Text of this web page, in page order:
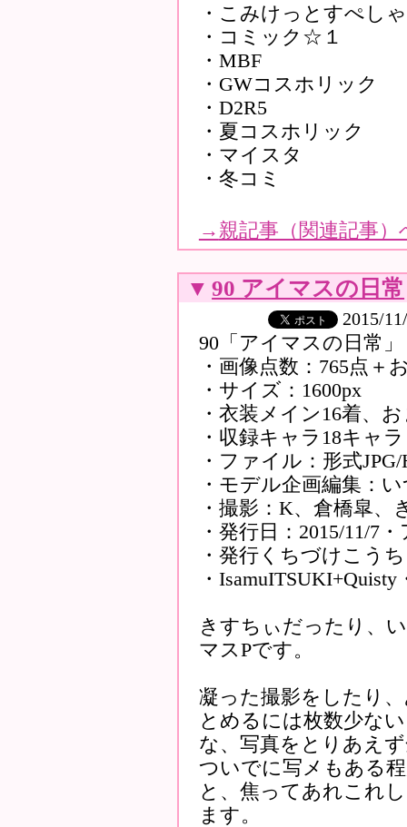
・こみけっとすぺし
・コミック☆１
・MBF
・GWコスホリック
・D2R5
・夏コスホリック
・マイスタ
・冬コミ
→ 親記事（関連記事）
▼ 90 アイマスの日常
2015/
90「アイマスの日常」
・画像点数：765点＋
・サイズ：1600px
・衣装メイン16着、
・収録キャラ18キャラ
・ファイル：形式
・モデル企画編集：
・撮影：K、倉橋皐、
・発行日：2015/11/7
・発行くちづけこう
・
きすちぃだったり、
マスPです。
凝った撮影をしたり
とめるには枚数少な
な、写真をとりあえ
ついでに写メもある
と、焦ってあれこれ
ます。